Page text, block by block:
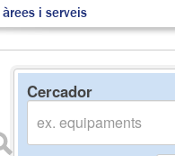
i serveis
Cercador